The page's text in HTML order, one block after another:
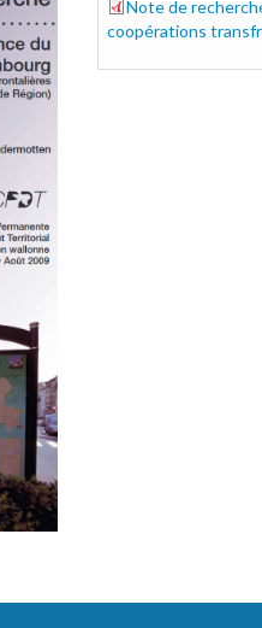
cpdt-9-
Note de
coopérations